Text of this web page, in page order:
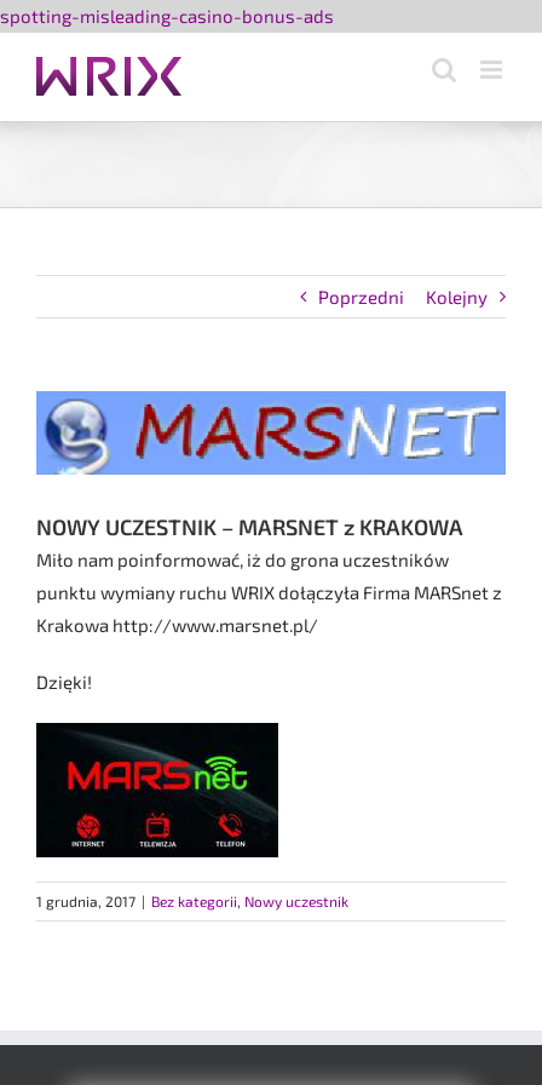
spotting-misleading-casino-bonus-ads
Poprzedni Kolejny
Pokaż
większy
obrazek
NOWY UCZESTNIK – MARSNET z KRAKOWA
Miło nam poinformować, iż do grona uczestników
punktu wymiany ruchu WRIX dołączyła Firma MARSnet z
Krakowa http://www.marsnet.pl/
Dzięki!
1 grudnia, 2017 | Bez kategorii, Nowy uczestnik